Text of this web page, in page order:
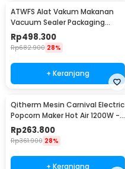
ATWFS Alat Vakum Makanan
Vacuum Sealer Packaging
Machine with Bag - SX-168
Rp498.300
Rp682.900 28%
+ Keranjang
Qitherm Mesin Carnival Electric
Popcorn Maker Hot Air 1200W -
PM-2800
Rp263.800
Rp361.900 28%
+ Keranjang